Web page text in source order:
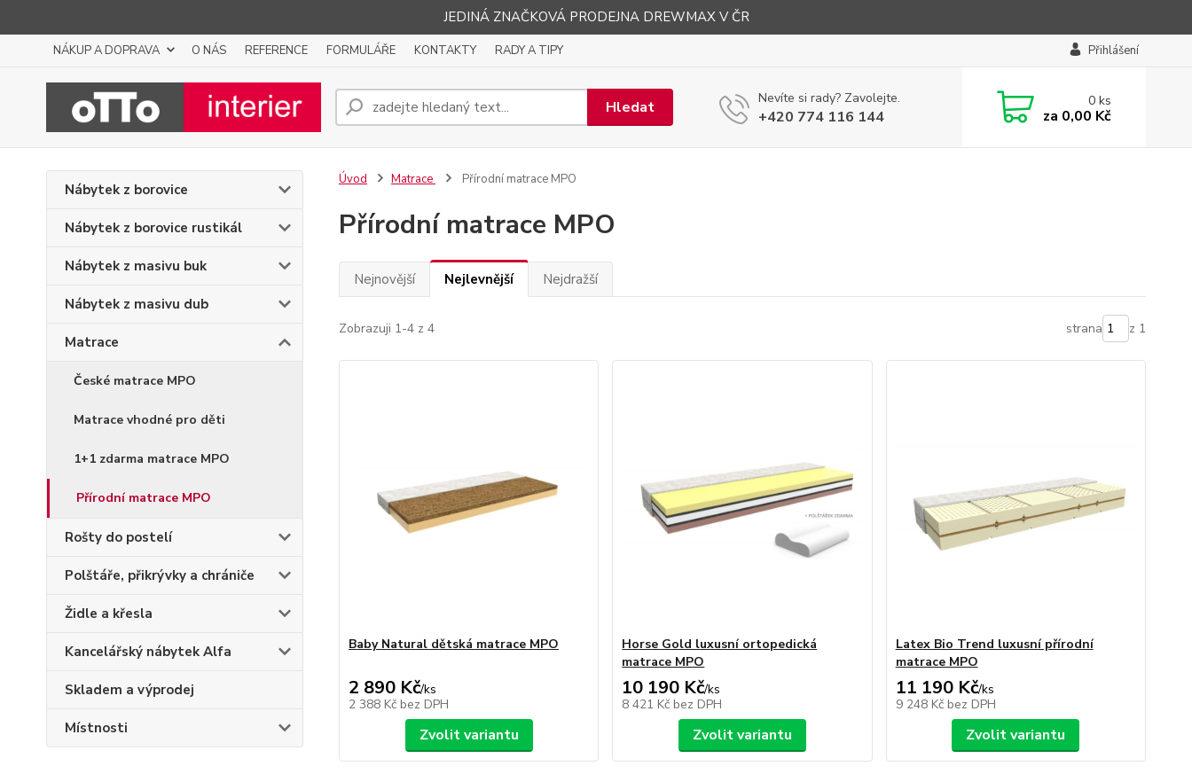
JEDINÁ ZNAČKOVÁ PRODEJNA DREWMAX V ČR
NÁKUP A DOPRAVA O NÁS REFERENCE FORMULÁŘE KONTAKTY RADY A TIPY Přihlášení
Hledat Nevíte si rady? Zavolejte.
+420 774 116 144
0ks
za 0,00 Kč
Nábytek z borovice
Nábytek z borovice rustikál
Nábytek z masivu buk
Nábytek z masivu dub
Matrace
České matrace MPO
Matrace vhodné pro děti
1+1 zdarma matrace MPO
Přírodní matrace MPO
Rošty do postelí
Polštáře, přikrývky a chrániče
Židle a křesla
Kancelářský nábytek Alfa
Skladem a výprodej
Místnosti
Úvod Matrace Přírodní matrace MPO
Přírodní matrace MPO
Nejnovější Nejlevnější Nejdražší
Zobrazuji 1-4 z 4 strana z 1
Baby Natural dětská matrace MPO
2 890 Kč/ks
2 388 Kč bez DPH
Zvolit variantu
Horse Gold luxusní ortopedická
matrace MPO
10 190 Kč/ks
8 421 Kč bez DPH
Zvolit variantu
Latex Bio Trend luxusní přírodní
matrace MPO
11 190 Kč/ks
9 248 Kč bez DPH
Zvolit variantu